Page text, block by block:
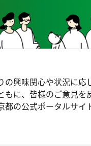
の興味関心や状況に応
もに、皆様のご意見を
の公式ポータルサイ